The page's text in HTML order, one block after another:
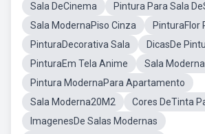
Sala DeCinema
Pintura Para Sala
Sala ModernaPiso Cinza
PinturaFlor
PinturaDecorativa Sala
DicasDe
PinturaEm Tela Anime
Sala
Pintura ModernaPara Apartamento
Sala Moderna20M2
Cores DeTinta
ImagenesDe Salas Modernas